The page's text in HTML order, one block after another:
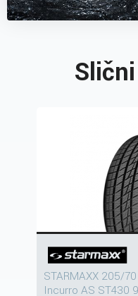
Slični
STARMAXX 205/
Incurro AS ST430